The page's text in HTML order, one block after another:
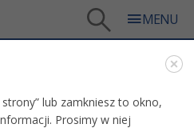
Volley Mysłowice
lub zamkniesz to okno,
Prosimy w niej